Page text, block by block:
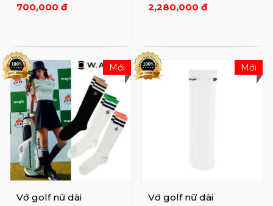
5090856
700,000 đ
Long Black
2,280,000 đ
Vớ golf nữ dài
Mới
Vớ golf nữ dài
Mới